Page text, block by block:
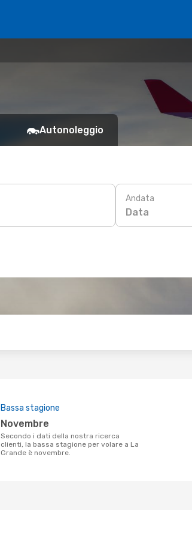
Autonoleggio
Andata
Data
Bassa stagione
novembre
Secondo i dati della nostra ricerca
clienti, la bassa stagione per volare a La
Grande è novembre.